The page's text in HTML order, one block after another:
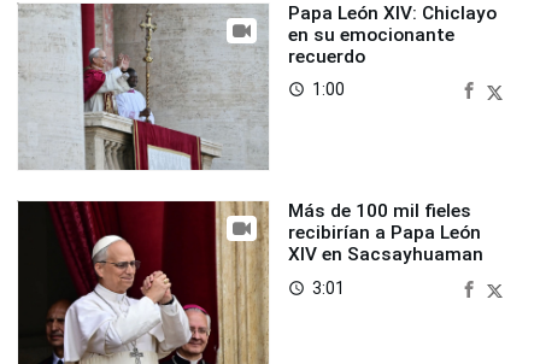
Papa León XIV: Chiclayo
en su emocionante
recuerdo
access_time 1:00
Más de 100 mil fieles
recibirían a Papa León
XIV en Sacsayhuaman
access_time 3:01